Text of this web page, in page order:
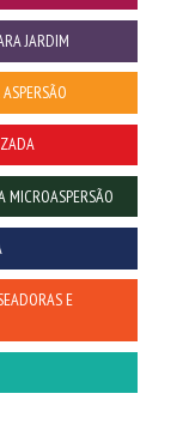
JARDIM
MICROASPERSÃO
E